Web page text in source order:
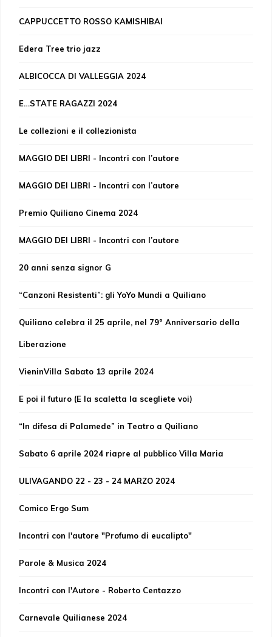
CAPPUCCETTO ROSSO KAMISHIBAI
Edera Tree trio jazz
ALBICOCCA DI VALLEGGIA 2024
E…STATE RAGAZZI 2024
Le collezioni e il collezionista
MAGGIO DEI LIBRI - Incontri con l’autore
MAGGIO DEI LIBRI - Incontri con l’autore
Premio Quiliano Cinema 2024
MAGGIO DEI LIBRI - Incontri con l’autore
20 anni senza signor G
“Canzoni Resistenti”: gli YoYo Mundi a Quiliano
Quiliano celebra il 25 aprile, nel 79° Anniversario della
Liberazione
VieninVilla Sabato 13 aprile 2024
E poi il futuro (E la scaletta la scegliete voi)
“In difesa di Palamede” in Teatro a Quiliano
Sabato 6 aprile 2024 riapre al pubblico Villa Maria
ULIVAGANDO 22 - 23 - 24 MARZO 2024
Comico Ergo Sum
Incontri con l'autore "Profumo di eucalipto"
Parole & Musica 2024
Incontri con l'Autore - Roberto Centazzo
Carnevale Quilianese 2024